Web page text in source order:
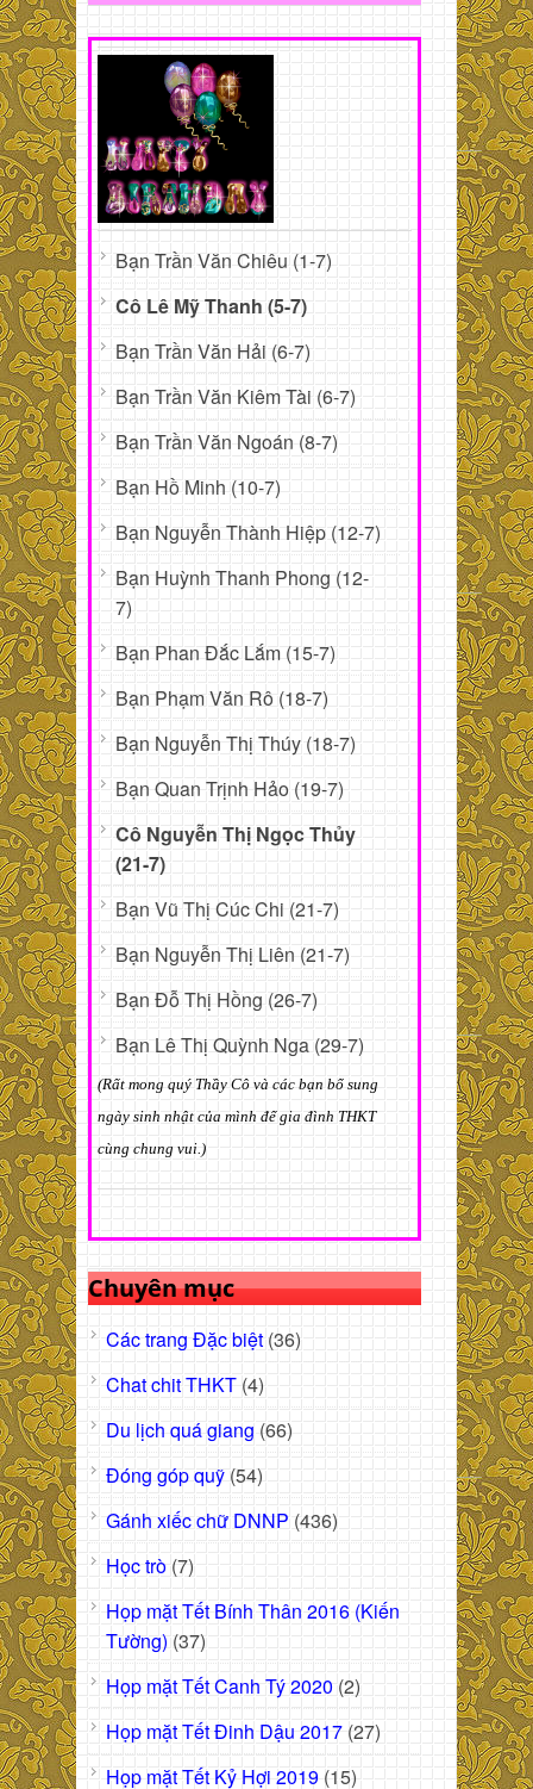
Bạn Trần Văn Chiêu (1-7)
Cô Lê Mỹ Thanh (5-7)
Bạn Trần Văn Hải (6-7)
Bạn Trần Văn Kiêm Tài (6-7)
Bạn Trần Văn Ngoán (8-7)
Bạn Hồ Minh (10-7)
Bạn Nguyễn Thành Hiệp (12-7)
Bạn Huỳnh Thanh Phong (12-
7)
Bạn Phan Đắc Lắm (15-7)
Bạn Phạm Văn Rô (18-7)
Bạn Nguyễn Thị Thúy (18-7)
Bạn Quan Trịnh Hảo (19-7)
Cô Nguyễn Thị Ngọc Thủy
(21-7)
Bạn Vũ Thị Cúc Chi (21-7)
Bạn Nguyễn Thị Liên (21-7)
Bạn Đỗ Thị Hồng (26-7)
Bạn Lê Thị Quỳnh Nga (29-7)
(Rất mong quý Thầy Cô và các bạn bổ sung
ngày sinh nhật của mình để gia đình THKT
cùng chung vui.)
Chuyên mục
Các trang Đặc biệt (36)
Chat chit THKT (4)
Du lịch quá giang (66)
Đóng góp quỹ (54)
Gánh xiếc chữ DNNP (436)
Học trò (7)
Họp mặt Tết Bính Thân 2016 (Kiến
Tường) (37)
Họp mặt Tết Canh Tý 2020 (2)
Họp mặt Tết Đinh Dậu 2017 (27)
Họp mặt Tết Kỷ Hợi 2019 (15)